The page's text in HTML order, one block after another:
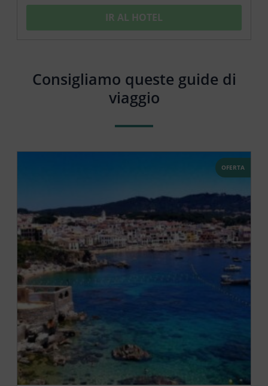
IR AL HOTEL
Consigliamo queste guide di
viaggio
OFERTA